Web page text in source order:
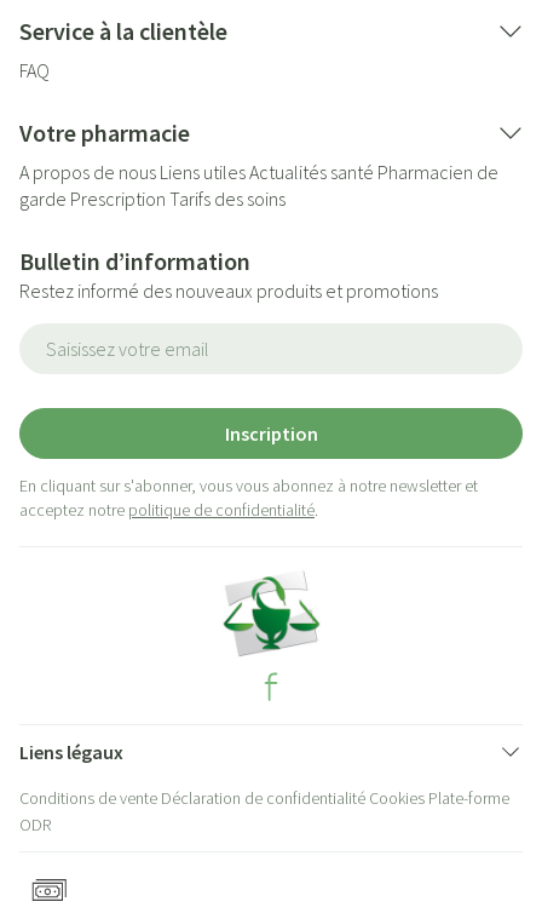
Service à la clientèle
FAQ
Votre pharmacie
A propos de nous Liens utilesActualités santé Pharmacien de
garde Prescription Tarifs des soins
Bulletin d’information
Restez informé des nouveaux produits et promotions
Inscription
En cliquant sur s'abonner, vous vous abonnez à notre newsletter et
acceptez notre politique de confidentialité.
Liens légaux
Conditions de vente Déclaration de confidentialité Cookies Plate-forme
ODR